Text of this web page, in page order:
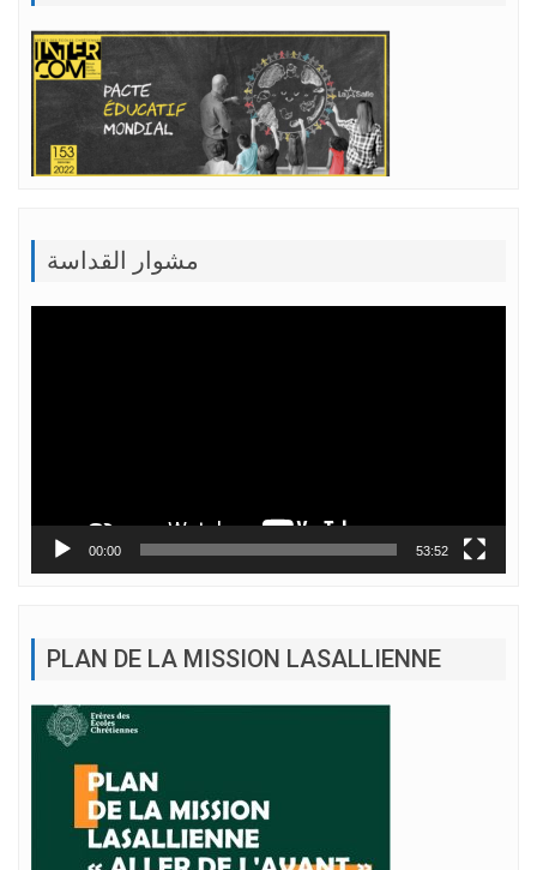
مشوار القداسة
00:00 53:52
PLAN DE LA MISSION LASALLIENNE